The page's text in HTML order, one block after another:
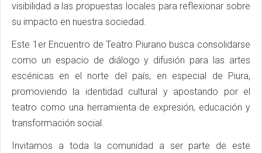
visibilidad a las propuestas locales para reflexionar sobre
su impacto en nuestra sociedad.
Este 1er Encuentro de Teatro Piurano busca consolidarse
como un espacio de diálogo y difusión para las artes
escénicas en el norte del país, en especial de Piura,
promoviendo la identidad cultural y apostando por el
teatro como una herramienta de expresión, educación y
transformación social.
Invitamos a toda la comunidad a ser parte de este